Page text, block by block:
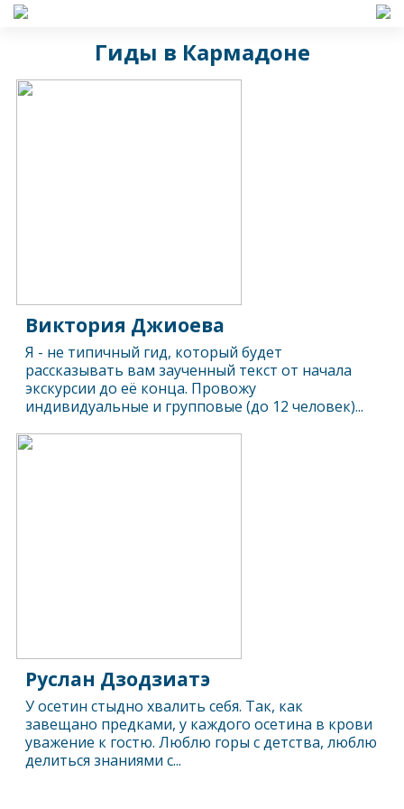
Гиды в Кармадоне
Виктория Джиоева
Я - не типичный гид, который будет
рассказывать вам заученный текст от начала
экскурсии до её конца. Провожу
индивидуальные и групповые (до 12 человек)...
Руслан Дзодзиатэ
У осетин стыдно хвалить себя. Так, как
завещано предками, у каждого осетина в крови
уважение к гостю. Люблю горы с детства, люблю
делиться знаниями с...